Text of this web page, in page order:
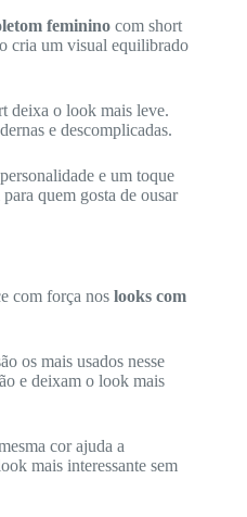
feminino com short
cria um visual equilibrado
deixa o look mais leve.
e descomplicadas.
e um toque
quem gosta de ousar
com força nos looks com
os mais usados nesse
e deixam o look mais
cor ajuda a
mais interessante sem